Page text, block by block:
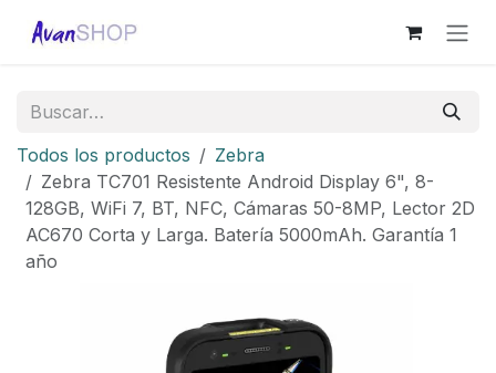
Todos los productos
Zebra
Zebra TC701 Resistente Android Display 6", 8-
128GB, WiFi 7, BT, NFC, Cámaras 50-8MP, Lector 2D
AC670 Corta y Larga. Batería 5000mAh. Garantía 1
año